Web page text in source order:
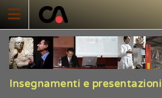
content
Insegnamenti e presentazioni